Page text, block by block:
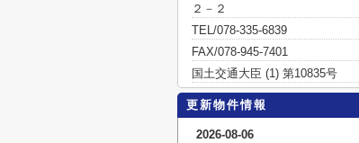
２－２
TEL/078-335-6839
FAX/078-945-7401
国土交通大臣 (1) 第10835号
更新物件情報
2026-08-06